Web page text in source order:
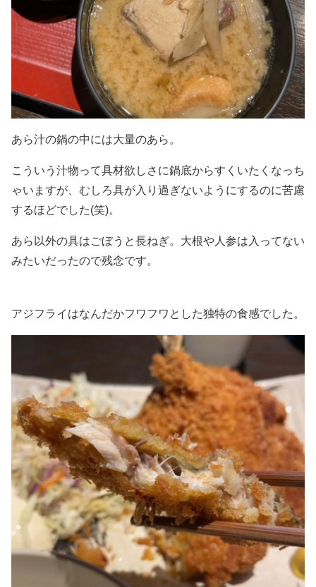
あら汁の鍋の中には大量のあら。
こういう汁物って具材欲しさに鍋底からすくいたくなっち
ゃいますが、むしろ具が入り過ぎないようにするのに苦慮
するほどでした(笑)。
あら以外の具はごぼうと長ねぎ。大根や人参は入ってない
みたいだったので残念です。
アジフライはなんだかフワフワとした独特の食感でした。